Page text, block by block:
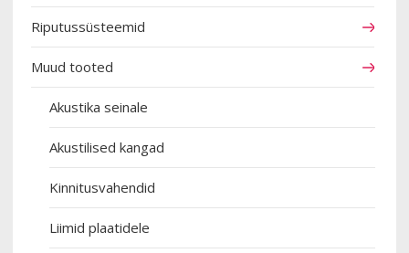
Riputussüsteemid
Muud tooted
Akustika seinale
Akustilised kangad
Kinnitusvahendid
Liimid plaatidele